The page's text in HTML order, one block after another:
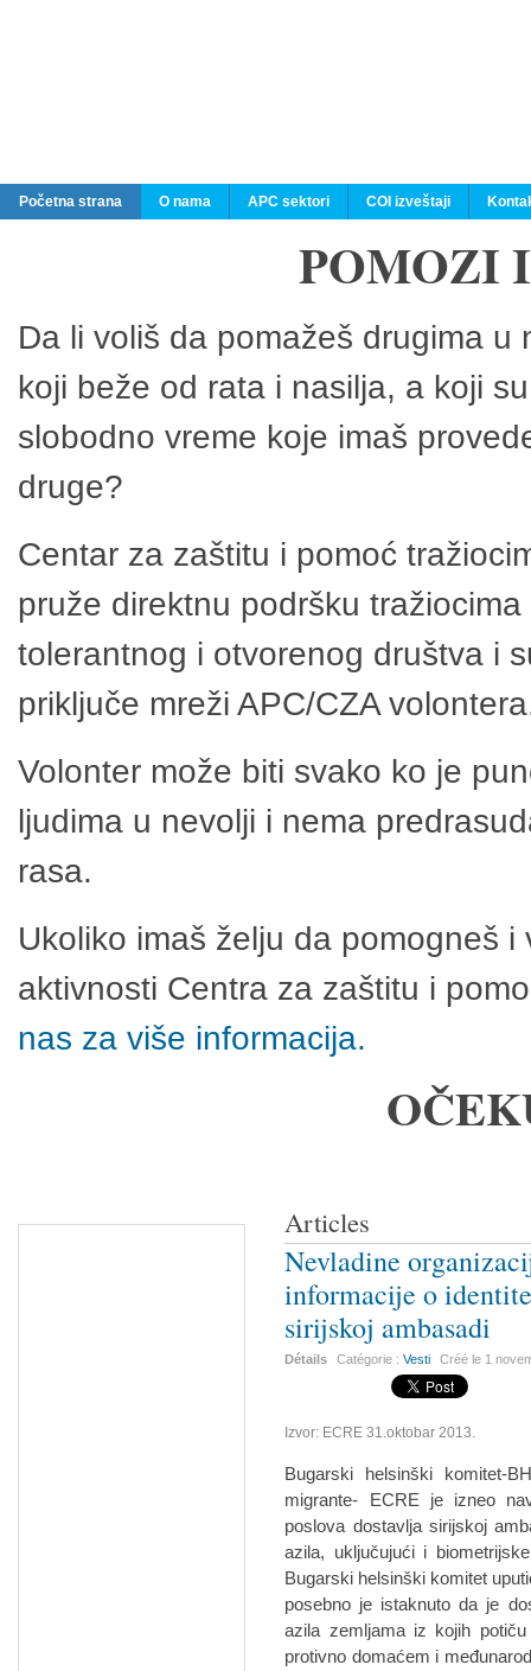
Početna strana O nama APC sektori COI izveštaji
POMOZI
Da li voliš da pomažeš drugima
koji beže od rata i nasilja, a koji
slobodno vreme koje imaš
druge?
Centar za zaštitu i pomoć
pruže direktnu podršku
tolerantnog i otvorenog društva i
priključe mreži APC/CZA
Volonter može biti svako ko je
ljudima u nevolji i nema
rasa.
Ukoliko imaš želju da pomogneš
aktivnosti Centra za zaštitu i
nas za više informacija.
Articles
Nevladine
informacije o
sirijskoj ambasadi
Détails Catégorie :Vesti Créé le 1
Izvor: ECRE 31.oktobar 2013.
Bugarski helsinški komitet-
migrante- ECRE je izneo
poslova dostavlja sirijskoj
azila, uključujući i
Bugarski helsinški komitet
posebno je istaknuto da je
azila zemljama iz kojih
protivno domaćem i